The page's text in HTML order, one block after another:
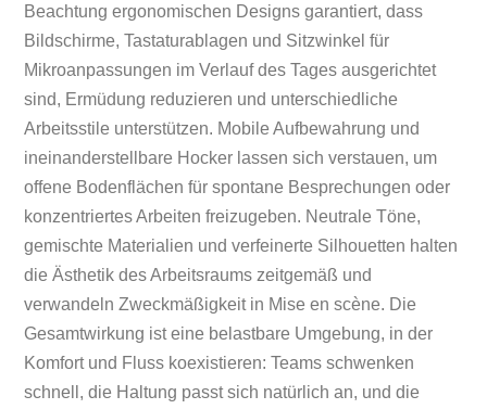
Beachtung ergonomischen Designs garantiert, dass
Bildschirme, Tastaturablagen und Sitzwinkel für
Mikroanpassungen im Verlauf des Tages ausgerichtet
sind, Ermüdung reduzieren und unterschiedliche
Arbeitsstile unterstützen. Mobile Aufbewahrung und
ineinanderstellbare Hocker lassen sich verstauen, um
offene Bodenflächen für spontane Besprechungen oder
konzentriertes Arbeiten freizugeben. Neutrale Töne,
gemischte Materialien und verfeinerte Silhouetten halten
die Ästhetik des Arbeitsraums zeitgemäß und
verwandeln Zweckmäßigkeit in Mise en scène. Die
Gesamtwirkung ist eine belastbare Umgebung, in der
Komfort und Fluss koexistieren: Teams schwenken
schnell, die Haltung passt sich natürlich an, und die